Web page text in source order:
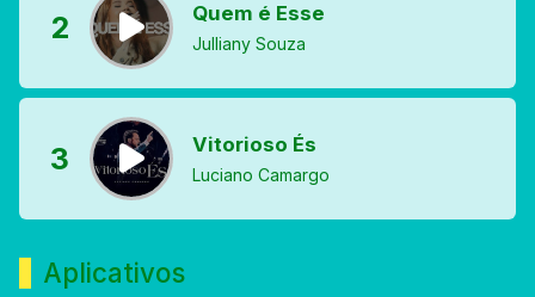
2 Quem é Esse
Julliany Souza
3 Vitorioso És
Luciano Camargo
Aplicativos